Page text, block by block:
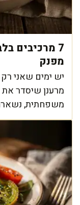
7 מרכיבים
מפנק
יש ימים שאני
מרענן שיסדר
משפחתית,